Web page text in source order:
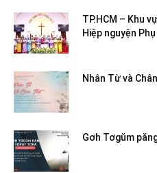
TP.HCM – Khu
Hiệp nguyện
Nhân Từ và
Gơh Tơgŭm